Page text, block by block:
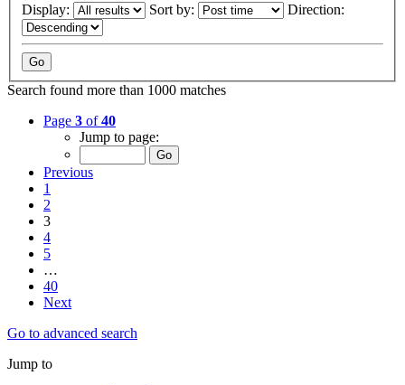
Display: Sort by: Direction:
Search found more than 1000 matches
Page 3 of40
Jump to page:
Previous
1
2
3
4
5
…
40
Next
Go to advanced search
Jump to